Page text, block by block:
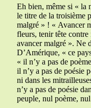
Eh bien, même si « la
le titre de la troisième
malgré » ! « Avancer
fleurs, tenir tête
avancer malgré ». Ne
D’Amérique, « ce
« il n’y a pas de
il n’y a pas de poésie
ni dans les
n’y a pas de poésie
peuple, nul poème,